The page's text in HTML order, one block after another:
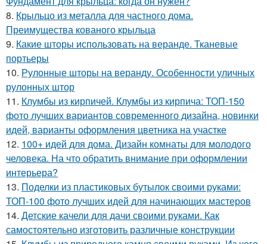
8. Крыльцо из металла для частного дома.
Преимущества кованого крыльца
9. Какие шторы использовать на веранде. Тканевые
портьеры
10. Рулонные шторы на веранду. Особенности уличных
рулонных штор
11. Клумбы из кирпичей. Клумбы из кирпича: ТОП-150
фото лучших вариантов современного дизайна, новинки
идей, варианты оформления цветника на участке
12. 100+ идей для дома. Дизайн комнаты для молодого
человека. На что обратить внимание при оформлении
интерьера?
13. Поделки из пластиковых бутылок своими руками:
ТОП-100 фото лучших идей для начинающих мастеров
14. Детские качели для дачи своими руками. Как
самостоятельно изготовить различные конструкции